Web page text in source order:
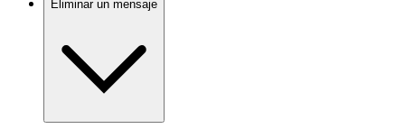
Eliminar un mensaje